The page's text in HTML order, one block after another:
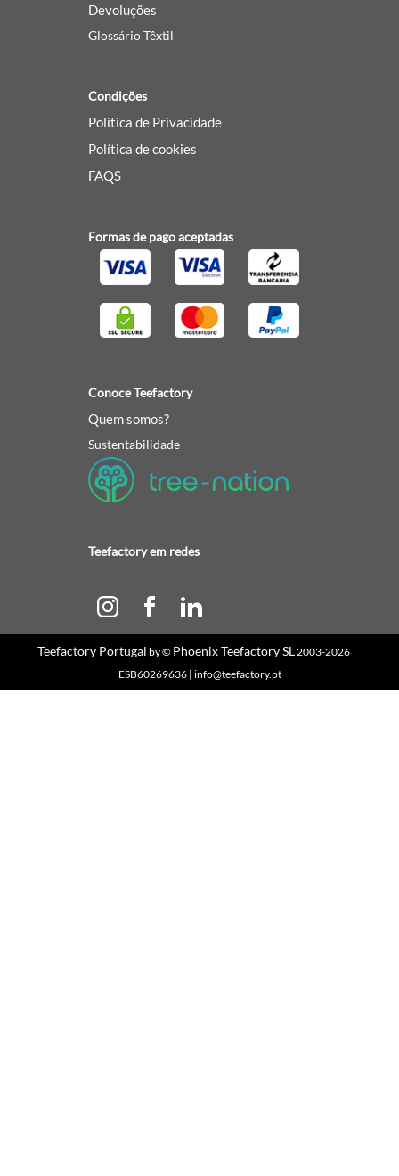
Devoluções
Glossário Têxtil
Condições
Política de Privacidade
Política de cookies
FAQS
Formas de pago aceptadas
Conoce Teefactory
Quem somos?
Sustentabilidade
Teefactory em redes
Teefactory Portugal by © Phoenix Teefactory SL2003-2026
ESB60269636 | info@teefactory.pt